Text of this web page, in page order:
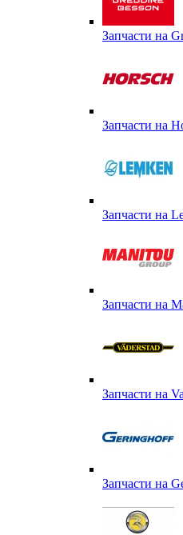
Запчасти на
Запчасти на
Запчасти на
Запчасти на
Запчасти на
Запчасти на